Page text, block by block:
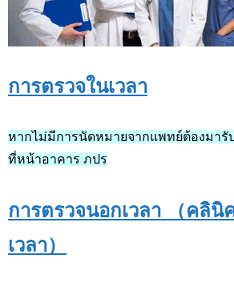
การตรวจในเวลา
หากไม่มีการนัดหมายจากแพทย์ต้องมารั
ที่หน้าอาคาร ภปร
การตรวจนอกเวลา （คลินิ
เวลา）